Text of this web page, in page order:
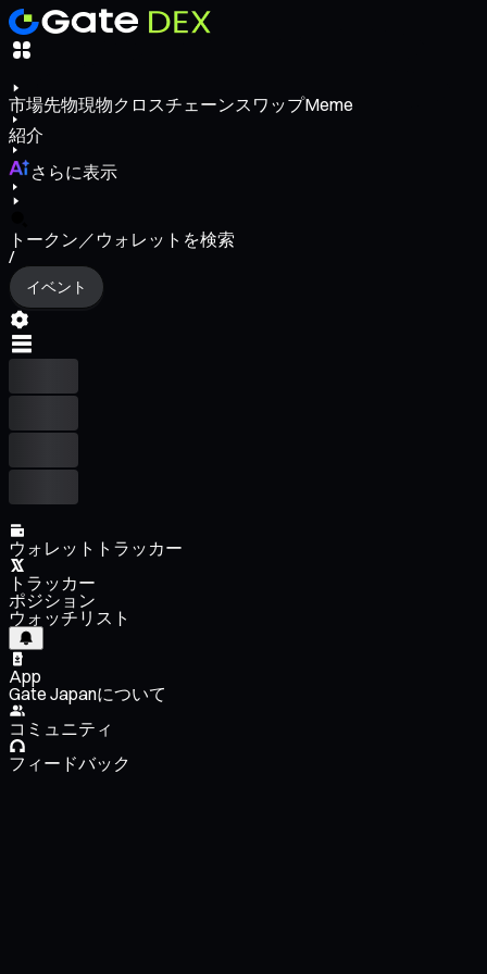
市場先物現物クロスチェーンスワップMeme
紹介
さらに表示
トークン／ウォレットを検索
/
イベント
ウォレットトラッカー
トラッカー
ポジション
ウォッチリスト
App
Gate Japanについて
コミュニティ
フィードバック